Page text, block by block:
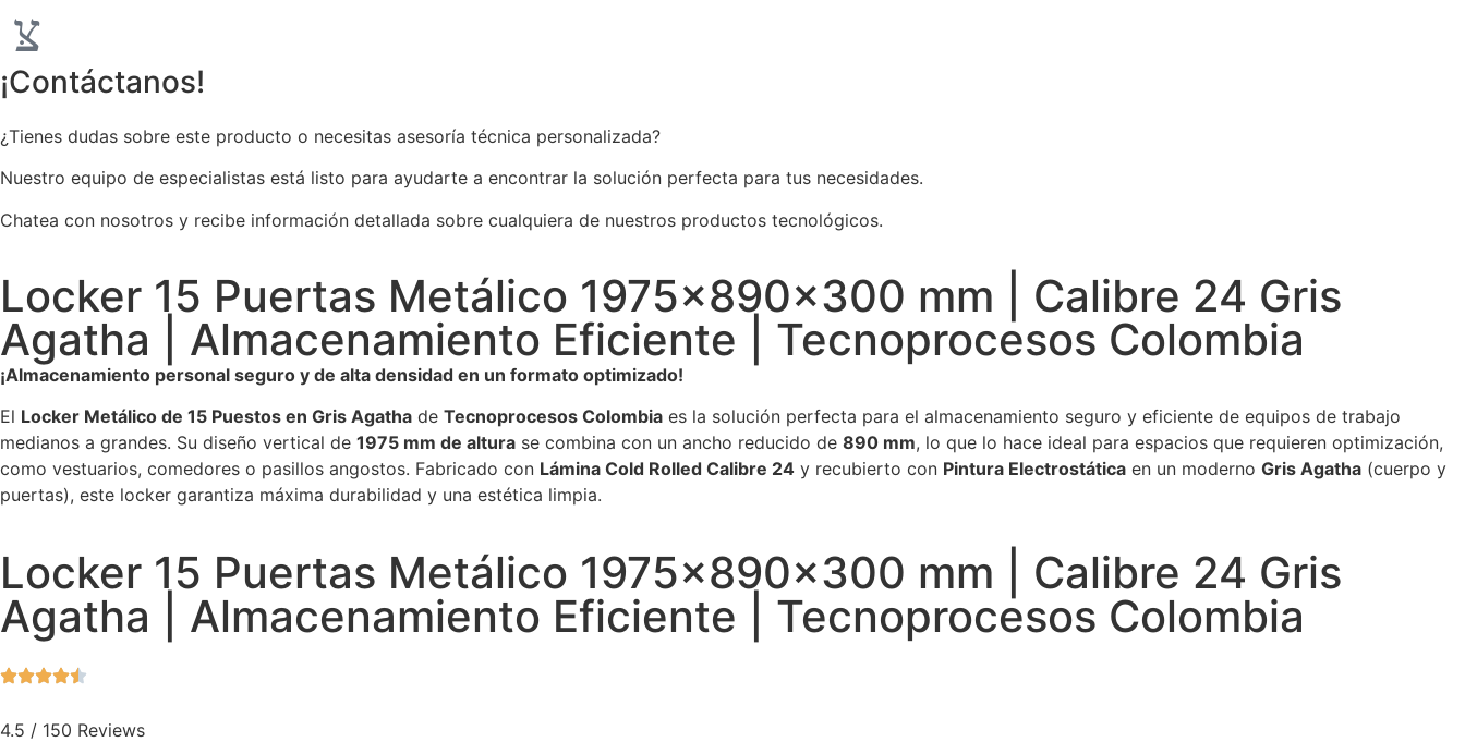
¡Contáctanos!
¿Tienes dudas sobre este producto o necesitas asesoría técnica personalizada?
Nuestro equipo de especialistas está listo para ayudarte a encontrar la solución perfecta para tus necesidades.
Chatea con nosotros y recibe información detallada sobre cualquiera de nuestros productos tecnológicos.
Locker 15 Puertas Metálico 1975x890x300 mm | Calibre 24 Gris
Agatha | Almacenamiento Eficiente | Tecnoprocesos Colombia
¡Almacenamiento personal seguro y de alta densidad en un formato optimizado!
El Locker Metálico de 15 Puestos en Gris Agatha de Tecnoprocesos Colombia es la solución perfecta para el almacenamiento seguro y eficiente de equipos de trabajo
medianos a grandes. Su diseño vertical de 1975 mm de altura se combina con un ancho reducido de 890 mm, lo que lo hace ideal para espacios que requieren optimización,
como vestuarios, comedores o pasillos angostos. Fabricado con Lámina Cold Rolled Calibre 24 y recubierto con Pintura Electrostática en un moderno Gris Agatha (cuerpo y
puertas), este locker garantiza máxima durabilidad y una estética limpia.
Locker 15 Puertas Metálico 1975x890x300 mm | Calibre 24 Gris
Agatha | Almacenamiento Eficiente | Tecnoprocesos Colombia
4.5 / 150 Reviews